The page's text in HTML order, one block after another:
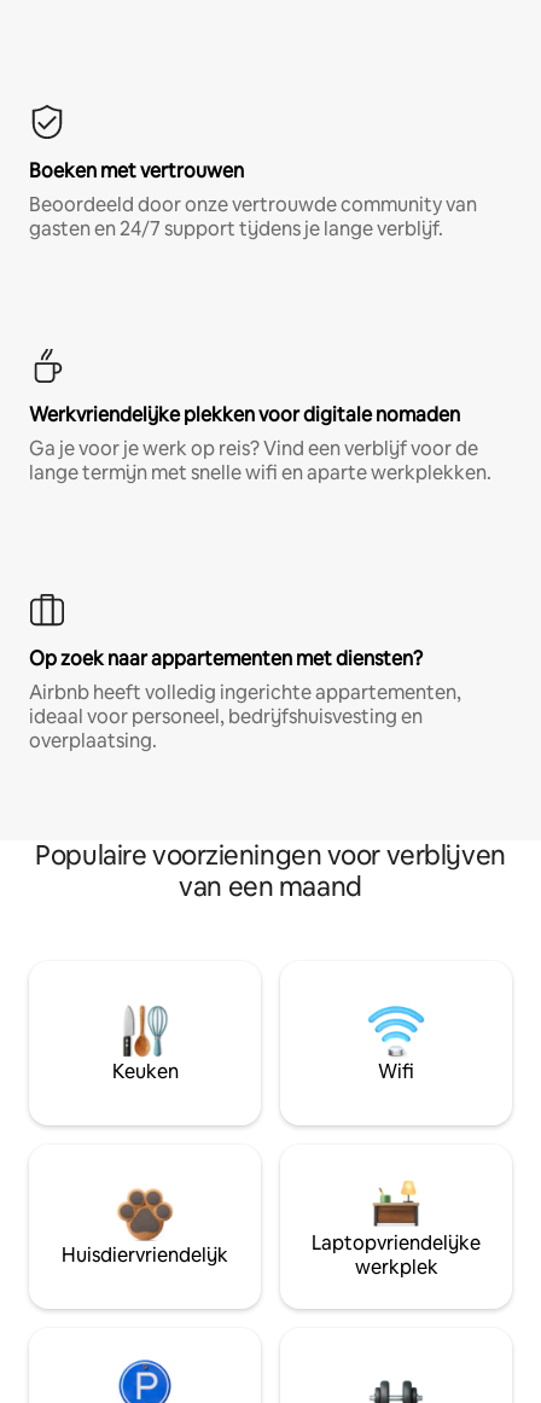
Boeken met vertrouwen
Beoordeeld door onze vertrouwde community van
gasten en 24/7 support tijdens je lange verblijf.
Werkvriendelijke plekken voor digitale nomaden
Ga je voor je werk op reis? Vind een verblijf voor de
lange termijn met snelle wifi en aparte werkplekken.
Op zoek naar appartementen met diensten?
Airbnb heeft volledig ingerichte appartementen,
ideaal voor personeel, bedrijfshuisvesting en
overplaatsing.
Populaire voorzieningen voor verblijven
van een maand
Keuken Wifi
Huisdiervriendelijk
Laptopvriendelijke
werkplek